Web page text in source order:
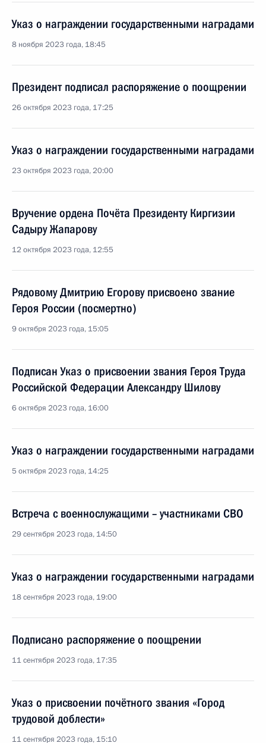
Указ о награждении государственными наградами
8 ноября 2023 года, 18:45
Президент подписал распоряжение о поощрении
26 октября 2023 года, 17:25
Указ о награждении государственными наградами
23 октября 2023 года, 20:00
Вручение ордена Почёта Президенту Киргизии
Садыру Жапарову
12 октября 2023 года, 12:55
Рядовому Дмитрию Егорову присвоено звание
Героя России (посмертно)
9 октября 2023 года, 15:05
Подписан Указ о присвоении звания Героя Труда
Российской Федерации Александру Шилову
6 октября 2023 года, 16:00
Указ о награждении государственными наградами
5 октября 2023 года, 14:25
Встреча с военнослужащими – участниками СВО
29 сентября 2023 года, 14:50
Указ о награждении государственными наградами
18 сентября 2023 года, 19:00
Подписано распоряжение о поощрении
11 сентября 2023 года, 17:35
Указ о присвоении почётного звания «Город
трудовой доблести»
11 сентября 2023 года, 15:10